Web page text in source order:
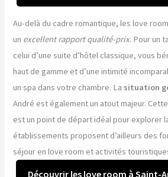
Au-delà du cadre romantique, les love
un excellent rapport qualité-prix. Pour un
celui d’une suite d’hôtel classique, vous
haut de gamme et d’une intimité
un spa dans votre chambre. La situation
André est également un atout majeur.
est un point de départ idéal pour explorer
établissements proposent d’ailleurs des
séjour en love room et activités
Découvrir les love room à Saint-